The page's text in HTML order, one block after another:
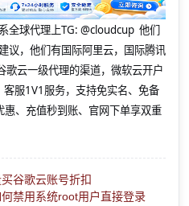
全球代理上TG: @cloudcup 他们
议，他们有国际阿里云，国际腾讯
歌云一级代理的渠道，微软云开户
服1V1服务，支持免实名、免备
、充值秒到账、官网下单享双重
谷歌云账号折扣
禁用系统root用户直接登录